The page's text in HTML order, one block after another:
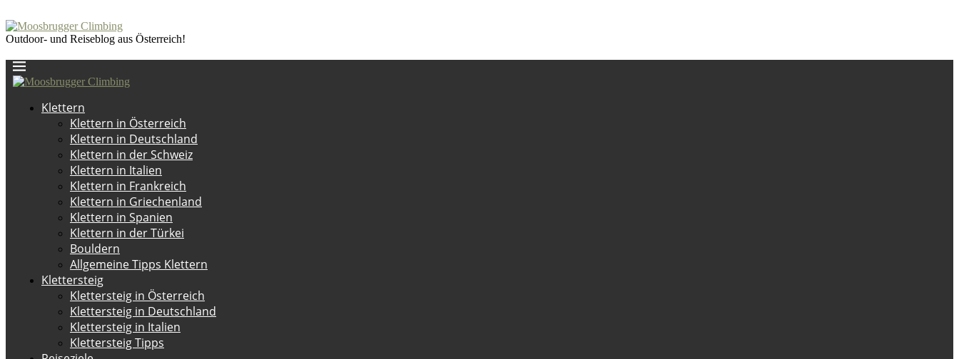
Outdoor- und Reiseblog aus Österreich!
Klettern
Klettern in Österreich
Klettern in Deutschland
Klettern in der Schweiz
Klettern in Italien
Klettern in Frankreich
Klettern in Griechenland
Klettern in Spanien
Klettern in der Türkei
Bouldern
Allgemeine Tipps Klettern
Klettersteig
Klettersteig in Österreich
Klettersteig in Deutschland
Klettersteig in Italien
Klettersteig Tipps